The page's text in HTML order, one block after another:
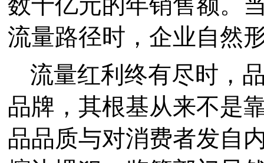
流量路径时，企业自然
流量红利终有尽时，
品牌，其根基从来不是
品品质与对消费者发自